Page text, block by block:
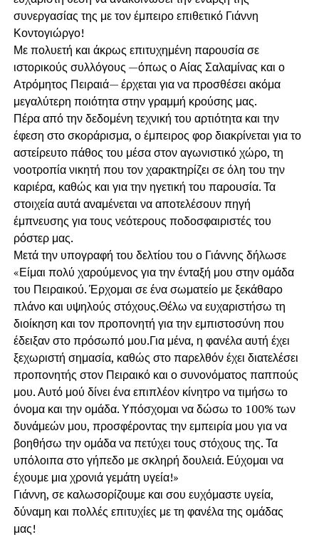
συνεργασίας της με τον έμπειρο επιθετικό Γιάννη
Κοντογιώργο!
Με πολυετή και άκρως επιτυχημένη παρουσία σε
ιστορικούς συλλόγους —όπως ο Αίας Σαλαμίνας και ο
Ατρόμητος Πειραιά— έρχεται για να προσθέσει ακόμα
μεγαλύτερη ποιότητα στην γραμμή κρούσης μας.
Πέρα από την δεδομένη τεχνική του αρτιότητα και την
έφεση στο σκοράρισμα, ο έμπειρος φορ διακρίνεται για το
αστείρευτο πάθος του μέσα στον αγωνιστικό χώρο, τη
νοοτροπία νικητή που τον χαρακτηρίζει σε όλη του την
καριέρα, καθώς και για την ηγετική του παρουσία. Τα
στοιχεία αυτά αναμένεται να αποτελέσουν πηγή
έμπνευσης για τους νεότερους ποδοσφαιριστές του
ρόστερ μας.
Μετά την υπογραφή του δελτίου του ο Γιάννης δήλωσε
«Είμαι πολύ χαρούμενος για την ένταξή μου στην ομάδα
του Πειραικού. Έρχομαι σε ένα σωματείο με ξεκάθαρο
πλάνο και υψηλούς στόχους.Θέλω να ευχαριστήσω τη
διοίκηση και τον προπονητή για την εμπιστοσύνη που
έδειξαν στο πρόσωπό μου.Για μένα, η φανέλα αυτή έχει
ξεχωριστή σημασία, καθώς στο παρελθόν έχει διατελέσει
προπονητής στον Πειραικό και ο συνονόματος παππούς
μου. Αυτό μού δίνει ένα επιπλέον κίνητρο να τιμήσω το
όνομα και την ομάδα. Υπόσχομαι να δώσω το 100% των
δυνάμεών μου, προσφέροντας την εμπειρία μου για να
βοηθήσω την ομάδα να πετύχει τους στόχους της. Τα
υπόλοιπα στο γήπεδο με σκληρή δουλειά. Εύχομαι να
έχουμε μια χρονιά γεμάτη υγεία!»
Γιάννη, σε καλωσορίζουμε και σου ευχόμαστε υγεία,
δύναμη και πολλές επιτυχίες με τη φανέλα της ομάδας
μας!